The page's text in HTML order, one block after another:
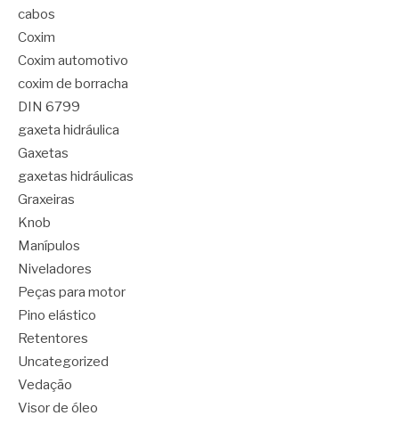
cabos
Coxim
Coxim automotivo
coxim de borracha
DIN 6799
gaxeta hidráulica
Gaxetas
gaxetas hidráulicas
Graxeiras
Knob
Manípulos
Niveladores
Peças para motor
Pino elástico
Retentores
Uncategorized
Vedação
Visor de óleo